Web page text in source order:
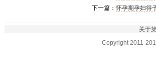
下一篇：怀孕期孕妇得
关于
Copyright 2011-